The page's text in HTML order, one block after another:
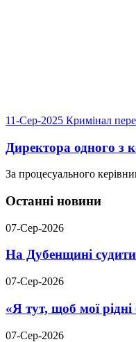
11-Сер-2025 Кримінал
Директора одного з
За процесуального
Останні новини
07-Сер-2026
На Дубенщині
07-Сер-2026
«Я тут, щоб мої
07-Сер-2026